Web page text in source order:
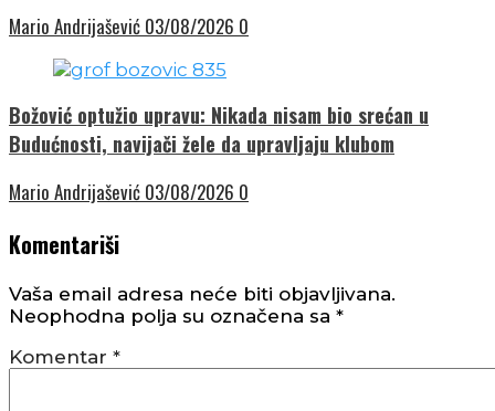
Mario Andrijašević 03/08/2026 0
Božović optužio upravu: Nikada nisam bio srećan u
Budućnosti, navijači žele da upravljaju klubom
Mario Andrijašević 03/08/2026 0
Komentariši
Vaša email adresa neće biti objavljivana.
Neophodna polja su označena sa *
Komentar *